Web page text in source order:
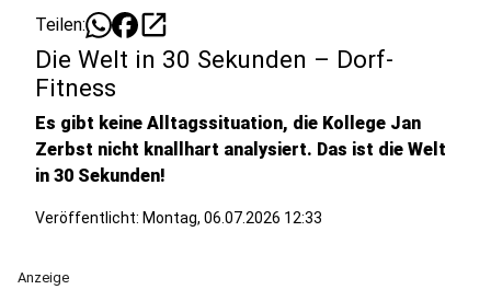
Teilen: open_in_new
Die Welt in 30 Sekunden – Dorf-
Fitness
Es gibt keine Alltagssituation, die Kollege Jan
Zerbst nicht knallhart analysiert. Das ist die Welt
in 30 Sekunden!
Veröffentlicht: Montag, 06.07.2026 12:33
Anzeige